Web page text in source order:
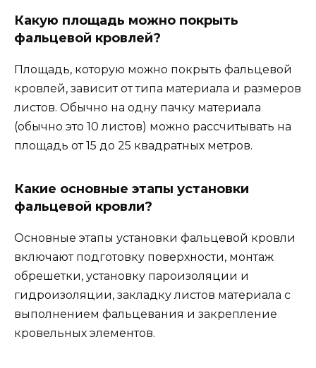
Какую площадь можно покрыть
фальцевой кровлей?
Площадь, которую можно покрыть фальцевой
кровлей, зависит от типа материала и размеров
листов. Обычно на одну пачку материала
(обычно это 10 листов) можно рассчитывать на
площадь от 15 до 25 квадратных метров.
Какие основные этапы установки
фальцевой кровли?
Основные этапы установки фальцевой кровли
включают подготовку поверхности, монтаж
обрешетки, установку пароизоляции и
гидроизоляции, закладку листов материала с
выполнением фальцевания и закрепление
кровельных элементов.